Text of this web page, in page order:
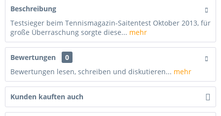
Beschreibung
Testsieger beim Tennismagazin-Saitentest Oktober 2013, für
große Überraschung sorgte diese... mehr
Bewertungen
0
Bewertungen lesen, schreiben und diskutieren... mehr
Kunden kauften auch